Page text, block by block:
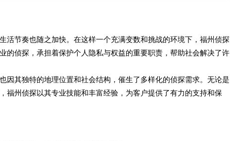
活节奏也随之加快。在这样一个充满变数和挑战的环境下，福州侦探
的侦探，承担着保护个人隐私与权益的重要职责，帮助社会解决了许
因其独特的地理位置和社会结构，催生了多样化的侦探需求。无论是
福州侦探以其专业技能和丰富经验，为客户提供了有力的支持和保